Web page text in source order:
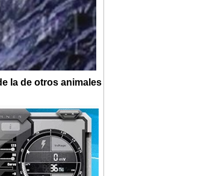
la de otros animales